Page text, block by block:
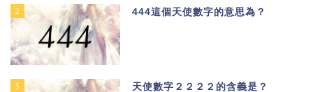
2 444這個天使數字的意思為？
3 天使數字２２２２的含義是？